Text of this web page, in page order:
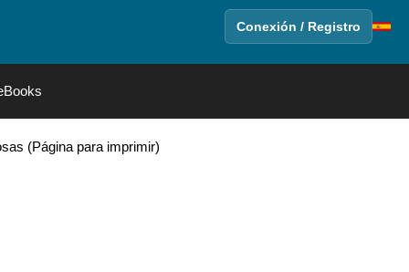
Conexión / Registro
(Página para imprimir)